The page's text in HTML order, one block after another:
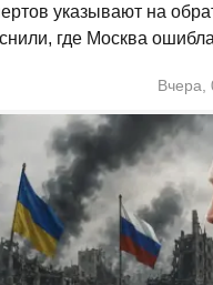
указывают на
где Москва
Вчера,